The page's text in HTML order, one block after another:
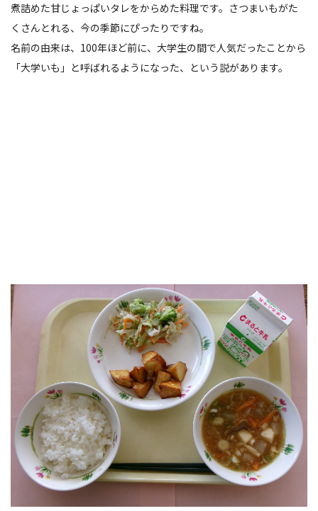
煮詰めた甘じょっぱいタレをからめた料理です。さつまいもがた
くさんとれる、今の季節にぴったりですね。
名前の由来は、100年ほど前に、大学生の間で人気だったことから
「大学いも」と呼ばれるようになった、という説があります。